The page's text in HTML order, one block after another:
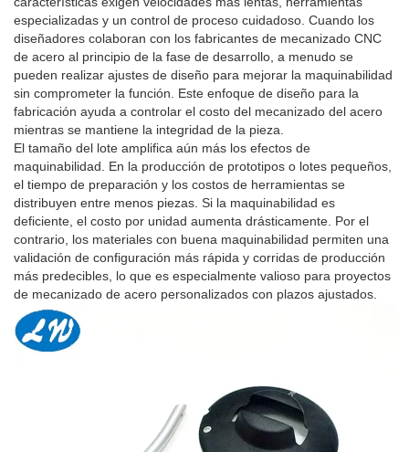
especializadas y un control de proceso cuidadoso. Cuando los
diseñadores colaboran con los fabricantes de mecanizado CNC
de acero al principio de la fase de desarrollo, a menudo se
pueden realizar ajustes de diseño para mejorar la maquinabilidad
sin comprometer la función. Este enfoque de diseño para la
fabricación ayuda a controlar el costo del mecanizado del acero
mientras se mantiene la integridad de la pieza.
El tamaño del lote amplifica aún más los efectos de
maquinabilidad. En la producción de prototipos o lotes pequeños,
el tiempo de preparación y los costos de herramientas se
distribuyen entre menos piezas. Si la maquinabilidad es
deficiente, el costo por unidad aumenta drásticamente. Por el
contrario, los materiales con buena maquinabilidad permiten una
validación de configuración más rápida y corridas de producción
más predecibles, lo que es especialmente valioso para proyectos
de mecanizado de acero personalizados con plazos ajustados.